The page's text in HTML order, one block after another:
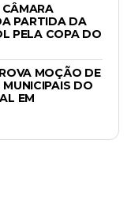
CÂMARA
PARTIDA DA
PELA COPA DO
MOÇÃO DE
DO
EM